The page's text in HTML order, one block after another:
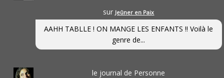
sur Jeûner en Paix
AAHH TABLLE ! ON MANGE LES ENFANTS !! Voilà le
genre de...
le journal de Personne